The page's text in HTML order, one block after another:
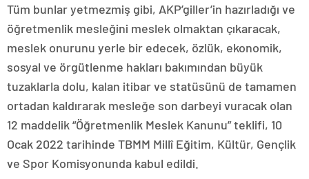
Tüm bunlar yetmezmiş gibi, AKP’giller’in hazırladığı ve
öğretmenlik mesleğini meslek olmaktan çıkaracak,
meslek onurunu yerle bir edecek, özlük, ekonomik,
sosyal ve örgütlenme hakları bakımından büyük
tuzaklarla dolu, kalan itibar ve statüsünü de tamamen
ortadan kaldırarak mesleğe son darbeyi vuracak olan
12 maddelik “Öğretmenlik Meslek Kanunu” teklifi, 10
Ocak 2022 tarihinde TBMM Millî Eğitim, Kültür, Gençlik
ve Spor Komisyonunda kabul edildi.